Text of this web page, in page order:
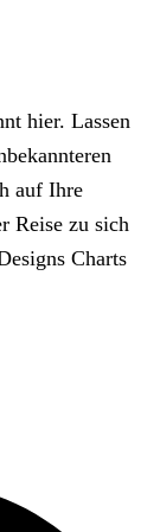
hier. Lassen
auf Ihre
Reise zu sich
Charts